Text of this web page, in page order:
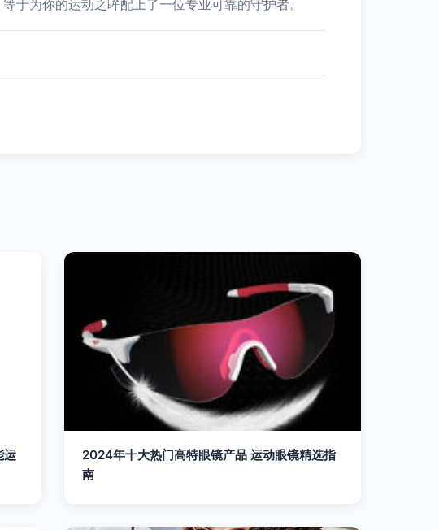
于为你的运动之眸配上了一位专业可靠的守护者。
运
2024年十大热门高特眼镜产品 运动眼镜精选指
南